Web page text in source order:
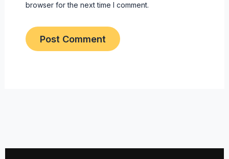
browser for the next time I comment.